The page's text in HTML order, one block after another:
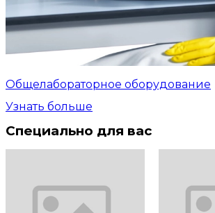
Общелабораторное оборудование
Узнать больше
Специально для вас